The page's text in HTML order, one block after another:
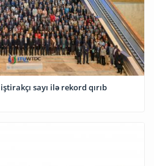
sayı ilə rekord qırıb